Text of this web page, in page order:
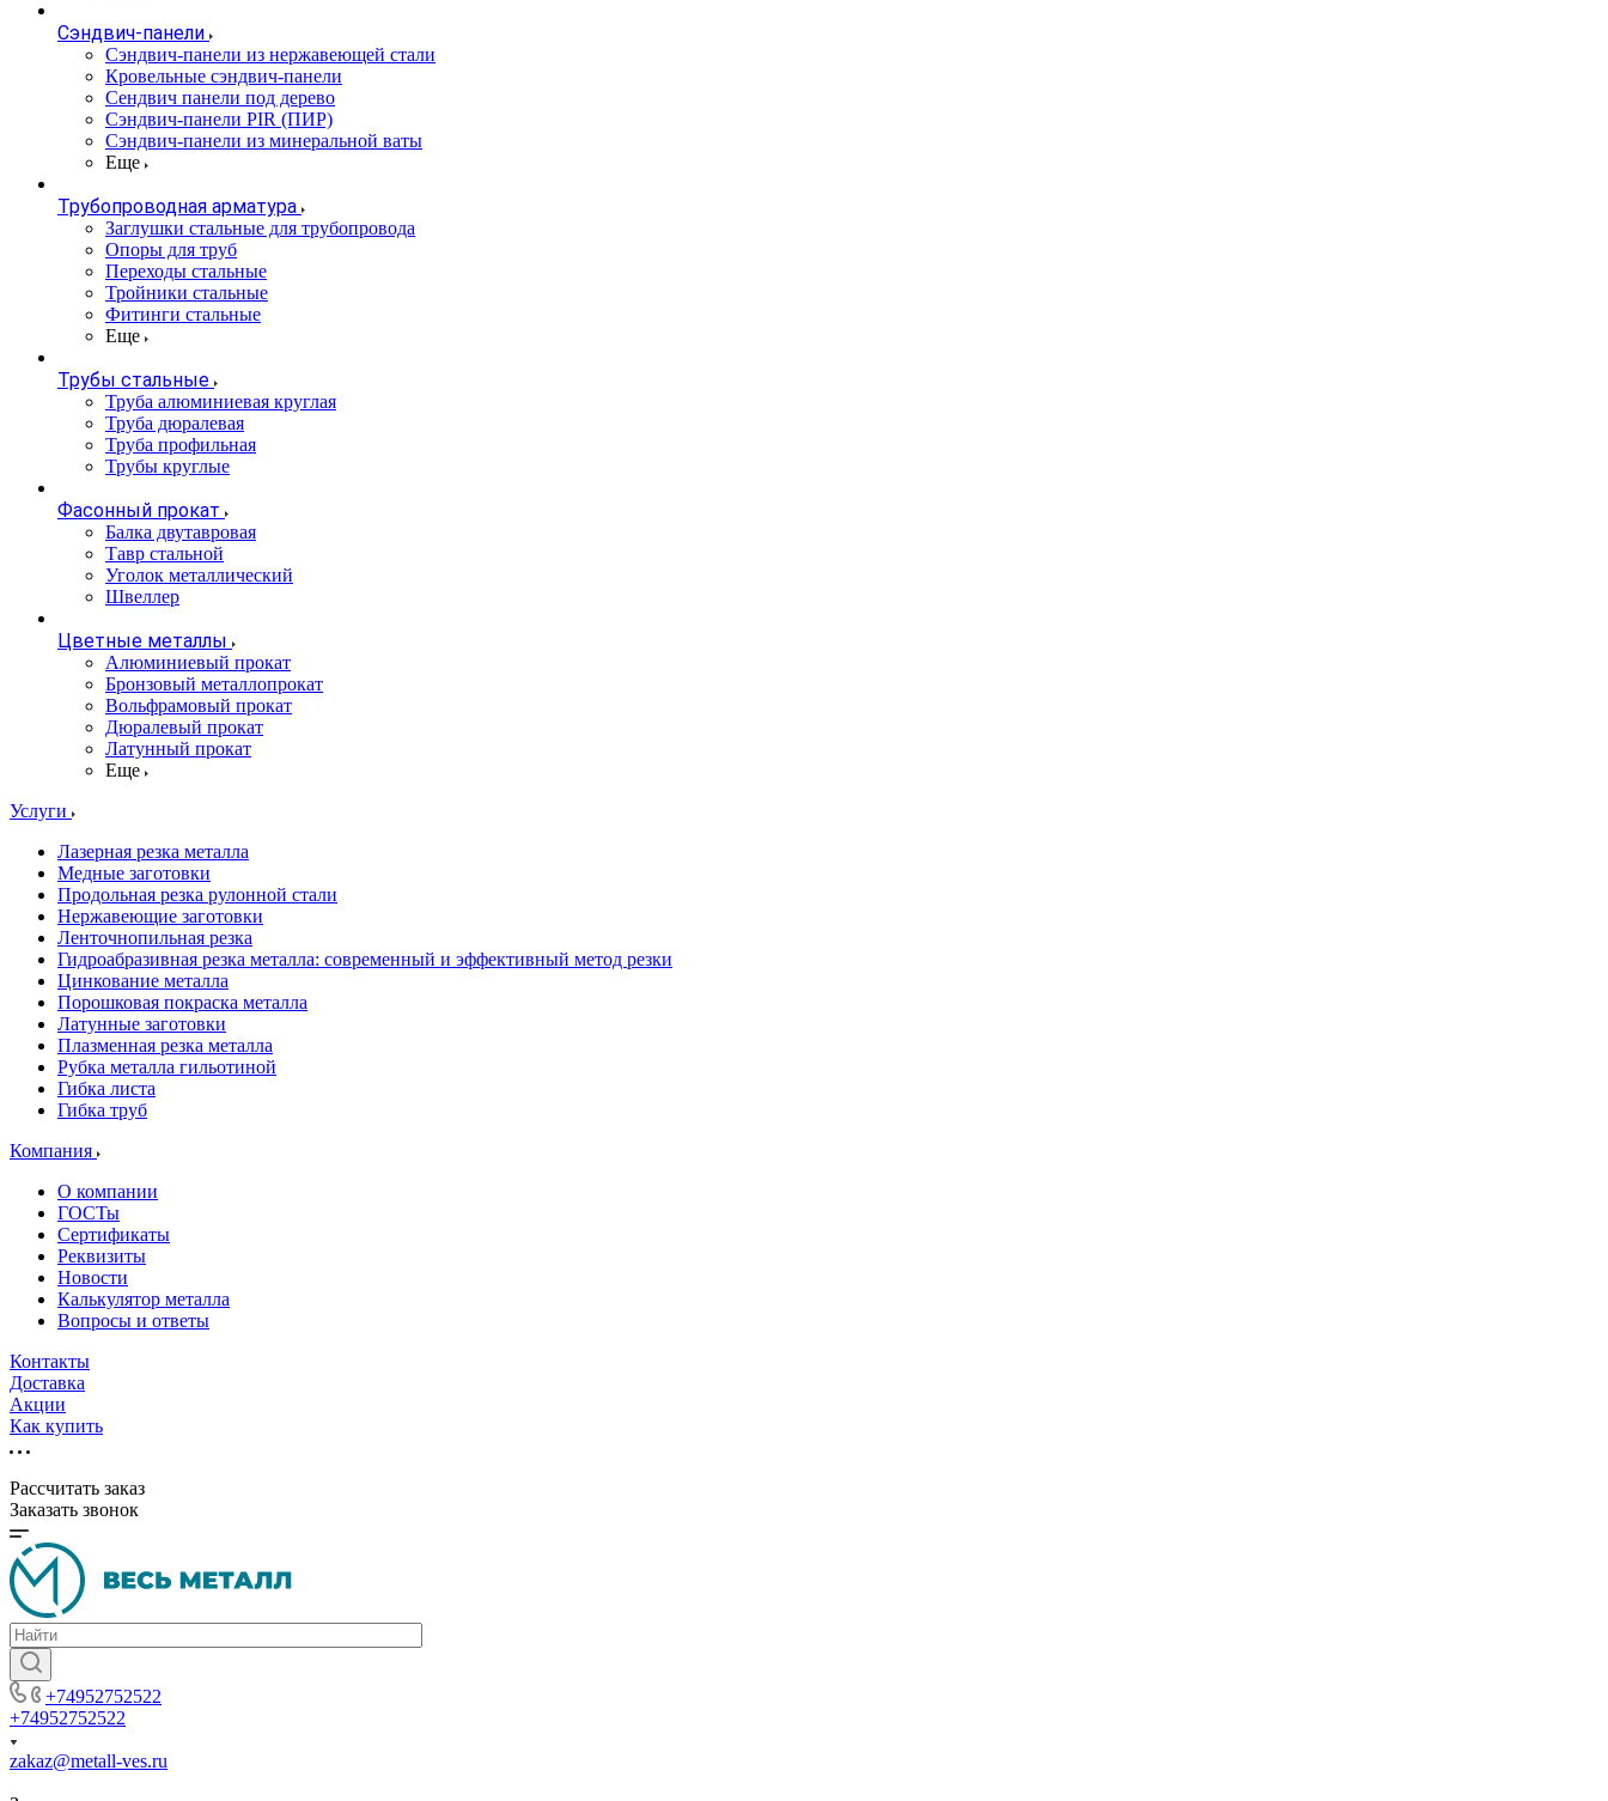
Сэндвич-панели
Cэндвич-панели из нержавеющей стали
Кровельные сэндвич-панели
Сендвич панели под дерево
Сэндвич-панели PIR (ПИР)
Сэндвич-панели из минеральной ваты
Еще
Трубопроводная арматура
Заглушки стальные для трубопровода
Опоры для труб
Переходы стальные
Тройники стальные
Фитинги стальные
Еще
Трубы стальные
Труба алюминиевая круглая
Труба дюралевая
Труба профильная
Трубы круглые
Фасонный прокат
Балка двутавровая
Тавр стальной
Уголок металлический
Швеллер
Цветные металлы
Алюминиевый прокат
Бронзовый металлопрокат
Вольфрамовый прокат
Дюралевый прокат
Латунный прокат
Еще
Услуги
Лазерная резка металла
Медные заготовки
Продольная резка рулонной стали
Нержавеющие заготовки
Ленточнопильная резка
Гидроабразивная резка металла: современный и эффективный метод резки
Цинкование металла
Порошковая покраска металла
Латунные заготовки
Плазменная резка металла
Рубка металла гильотиной
Гибка листа
Гибка труб
Компания
О компании
ГОСТы
Сертификаты
Реквизиты
Новости
Калькулятор металла
Вопросы и ответы
Контакты
Доставка
Акции
Как купить
Рассчитать заказ
Заказать звонок
+74952752522
+74952752522
zakaz@metall-ves.ru